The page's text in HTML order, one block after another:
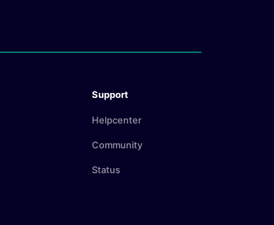
Support
Helpcenter
Community
Status